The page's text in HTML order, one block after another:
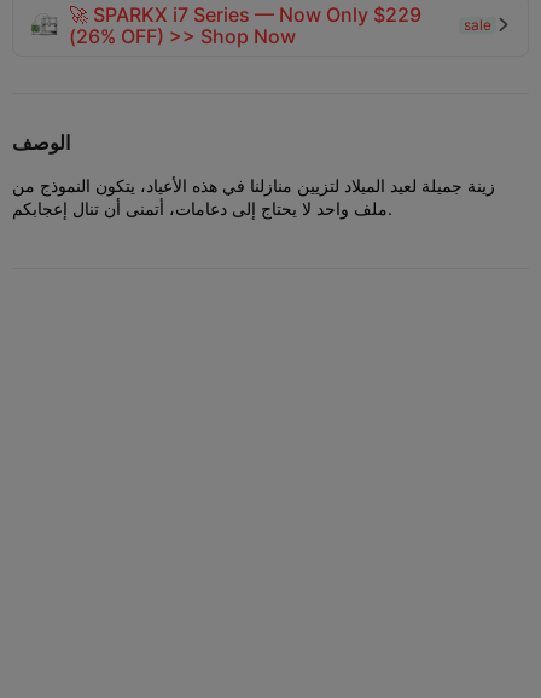
🚀 SPARKX i7 Series — Now Only $229
(26% OFF) >> Shop Now
sale 
الوصف
زينة جميلة لعيد الميلاد لتزيين منازلنا في هذه الأعياد، يتكون النموذج من
ملف واحد لا يحتاج إلى دعامات، أتمنى أن تنال إعجابكم.